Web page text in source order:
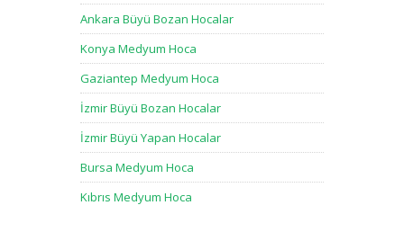
Ankara Büyü Bozan Hocalar
Konya Medyum Hoca
Gaziantep Medyum Hoca
İzmir Büyü Bozan Hocalar
İzmir Büyü Yapan Hocalar
Bursa Medyum Hoca
Kıbrıs Medyum Hoca